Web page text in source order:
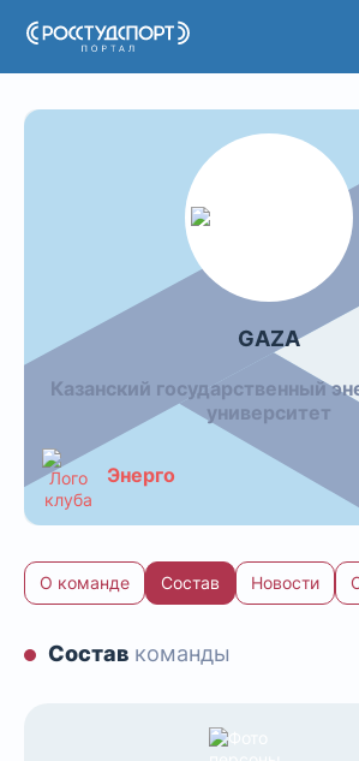
Порталстуденческого спорта
GAZA
Казанский государственный
университет
Энерго
О команде Состав Новости
Состав команды